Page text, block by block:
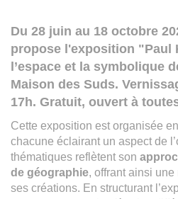
Du 28 juin au 18 octobre
propose l'exposition "Paul
l’espace et la symbolique
Maison des Suds.
17h. Gratuit, ouvert à
Cette exposition est organisée en
chacune éclairant un aspect de
thématiques reflètent son
de géographie, offrant ainsi
ses créations. En structurant